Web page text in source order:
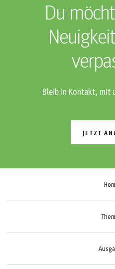
Du
Bleib in Kontakt, mit
JETZT